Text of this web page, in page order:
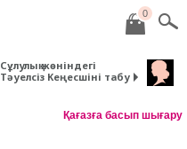
0
Сұлулық жөніндегі
Тәуелсіз Кеңесшіні табу
Қағазға басып шығару